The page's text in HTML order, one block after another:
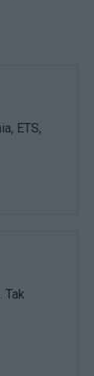
ETS,
Tak